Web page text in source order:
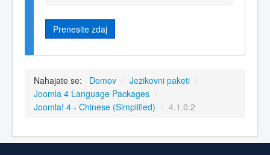
Prenesite zdaj
Nahajate se: Domov / Jezikovni paketi /
Joomla 4 Language Packages /
Joomla! 4 - Chinese (Simplified) / 4.1.0.2